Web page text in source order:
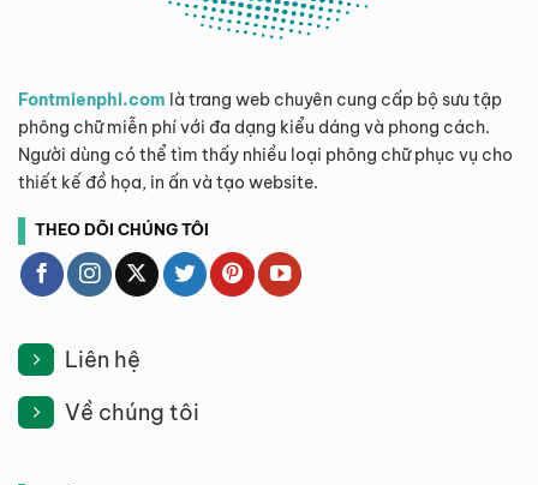
Fontmienphi.com là trang web chuyên cung cấp bộ sưu tập
phông chữ miễn phí với đa dạng kiểu dáng và phong cách.
Người dùng có thể tìm thấy nhiều loại phông chữ phục vụ cho
thiết kế đồ họa, in ấn và tạo website.
THEO DÕI CHÚNG TÔI
Liên hệ
Về chúng tôi